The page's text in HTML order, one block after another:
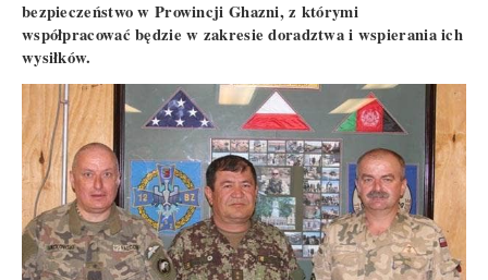
bezpieczeństwo w Prowincji Ghazni, z którymi
współpracować będzie w zakresie doradztwa i wspierania ich
wysiłków.